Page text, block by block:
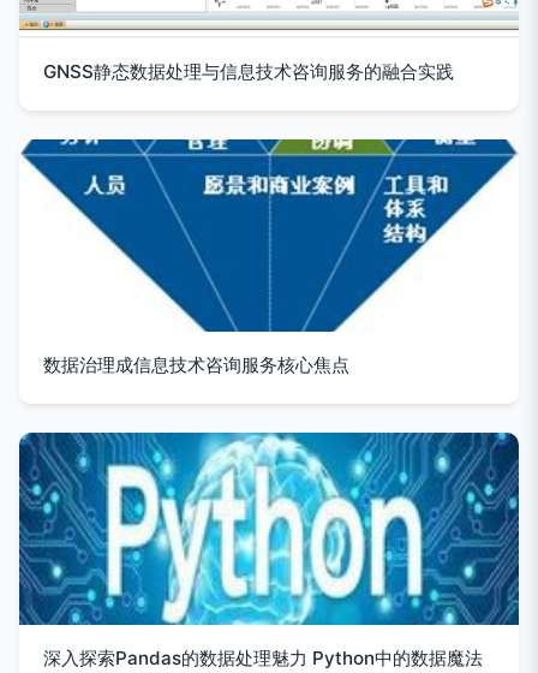
GNSS静态数据处理与信息技术咨询服务的融合实践
数据治理成信息技术咨询服务核心焦点
深入探索Pandas的数据处理魅力 Python中的数据魔法